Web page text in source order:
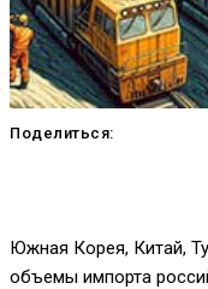
Поделиться:
Южная Корея, Китай,
объемы импорта